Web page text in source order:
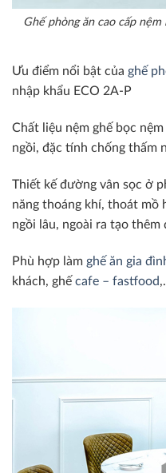
Ghế phòng ăn cao cấp
Ưu điểm nổi bật của ghế
nhập khẩu ECO 2A-P
Chất liệu nệm ghế bọc
ngồi, đặc tính chống thấm
Thiết kế đường vân sọc ở
năng thoáng khí, thoát mồ
ngồi lâu, ngoài ra tạo thêm
Phù hợp làm ghế ăn gia
khách, ghếcafe – fastfood